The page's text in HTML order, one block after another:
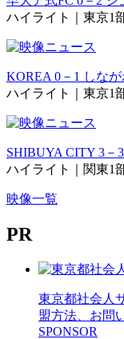
ハイライト｜東京1
KOREA 0－1 しなが
ハイライト｜東京1
SHIBUYA CITY 3－
ハイライト｜関東1
映像一覧
PR
東京都社会人
盟方法、お問
SPONSOR